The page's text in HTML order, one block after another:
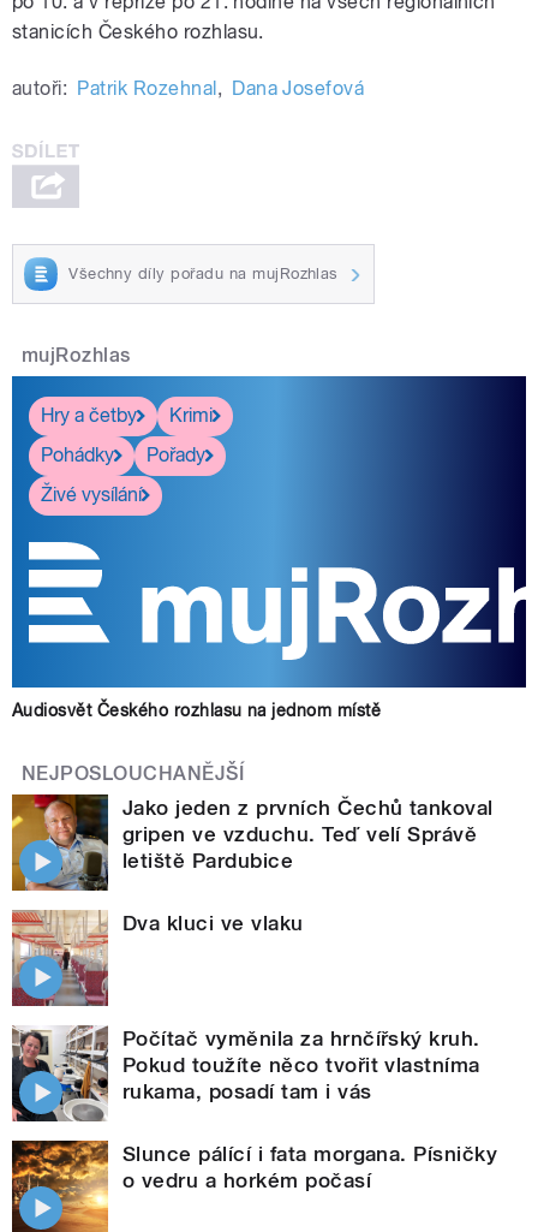
stanicích Českého rozhlasu.
autoři: Patrik Rozehnal, Dana Josefová
Všechny díly pořadu na mujRozhlas
mujRozhlas
Hry a četby
Krimi
Pohádky
Pořady
Živé vysílání
Audiosvět Českého rozhlasu na jednom místě
NEJPOSLOUCHANĚJŠÍ
Jako jeden z prvních Čechů tankoval
gripen ve vzduchu. Teď velí Správě
letiště Pardubice
Dva kluci ve vlaku
Počítač vyměnila za hrnčířský kruh.
Pokud toužíte něco tvořit vlastníma
rukama, posadí tam i vás
Slunce pálící i fata morgana. Písničky
o vedru a horkém počasí